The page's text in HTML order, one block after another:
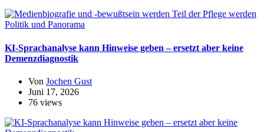
Politik und Panorama
KI-Sprachanalyse kann Hinweise geben – ersetzt aber keine
Demenzdiagnostik
Von Jochen Gust
Juni 17, 2026
76 views